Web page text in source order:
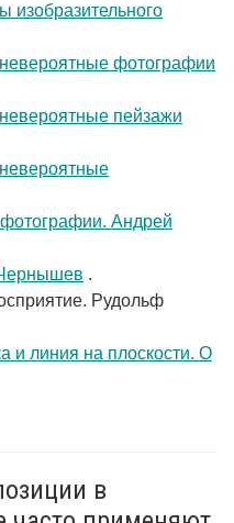
изобразительного
фотографии
пейзажи
Андрей
.
Рудольф
и линия на плоскости. О
в